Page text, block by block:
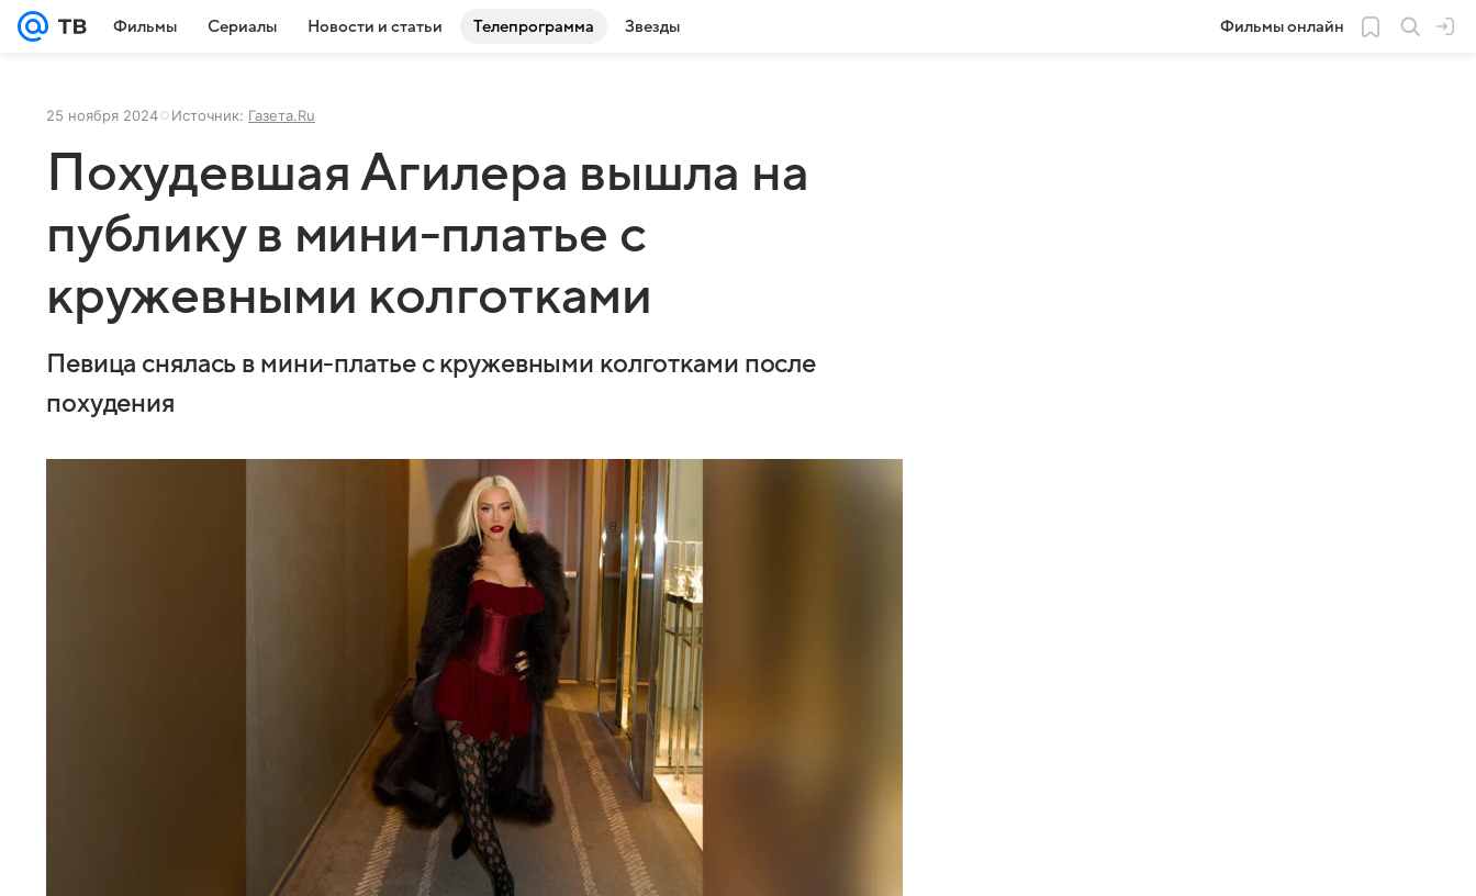
Фильмы Сериалы Новости и статьи Телепрограмма Звезды Фильмы онлайн
25 ноября 2024 Источник: Газета.Ru
Похудевшая Агилера вышла на
публику в мини-платье с
кружевными колготками
Певица снялась в мини-платье с кружевными колготками после
похудения